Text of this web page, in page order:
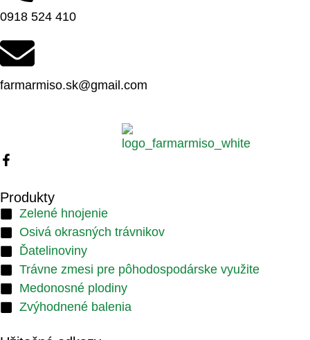
0918 524 410
farmarmiso.sk@gmail.com
Produkty
Zelené hnojenie
Osivá okrasných trávnikov
Ďatelinoviny
Trávne zmesi pre pôhodospodárske využite
Medonosné plodiny
Zvýhodnené balenia